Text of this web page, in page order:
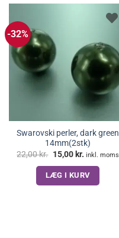
-32%
Swarovski perler, dark green
14mm(2stk)
22,00kr. Den
oprindelige
pris
var:
22,00 kr..
15,00 kr. Den
pris
er:
15,00 kr..
inkl. moms
LÆG I KURV